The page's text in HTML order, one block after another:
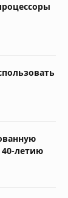
40-летию